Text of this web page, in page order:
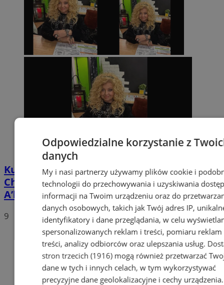
Kuchenne Rewolucje ponownie w
Chorzowie. Magda Gessler w restauracji
A’le Dobre!
9
Odpowiedzialne korzystanie z
danych
My i nasi partnerzy używamy plików cookie i
technologii do przechowywania i uzyskiwania
informacji na Twoim urządzeniu oraz do
danych osobowych, takich jak Twój adres IP,
identyfikatory i dane przeglądania, w celu
spersonalizowanych reklam i treści, pomiaru reklam
treści, analizy odbiorców oraz ulepszania usług.
stron trzecich (1916)mogą również przetwarzać
dane w tych i innych celach, w tym wykorzystywać
precyzyjne dane geolokalizacyjne i cechy